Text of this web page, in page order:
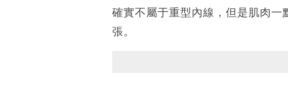
確實不屬于重型內線，但是肌肉
張。